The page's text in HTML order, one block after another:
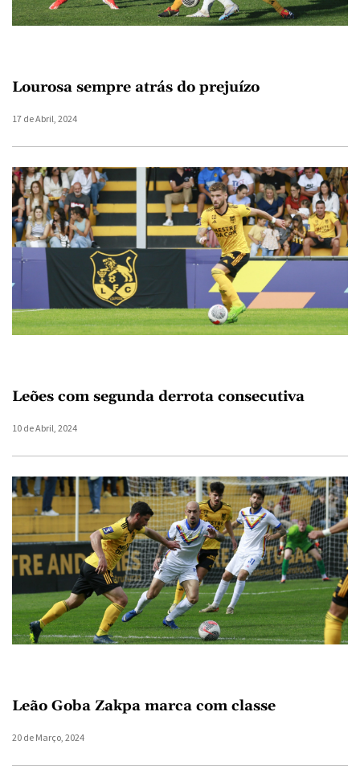
Lourosa sempre atrás do prejuízo
17 de Abril, 2024
Leões com segunda derrota consecutiva
10 de Abril, 2024
Leão Goba Zakpa marca com classe
20 de Março, 2024